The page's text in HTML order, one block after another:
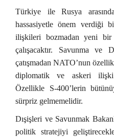
Türkiye ile Rusya
hassasiyetle önem verdiği
ilişkileri bozmadan yeni bir
çalışacaktır. Savunma ve
çatışmadan NATO’nun
diplomatik ve askeri ilişki
Özellikle S-400’lerin
sürpriz gelmemelidir.
Dışişleri ve Savunmak
politik stratejiyi